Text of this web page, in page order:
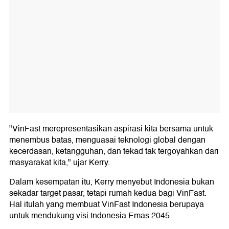
"VinFast merepresentasikan aspirasi kita bersama untuk
menembus batas, menguasai teknologi global dengan
kecerdasan, ketangguhan, dan tekad tak tergoyahkan dari
masyarakat kita," ujar Kerry.
Dalam kesempatan itu, Kerry menyebut Indonesia bukan
sekadar target pasar, tetapi rumah kedua bagi VinFast.
Hal itulah yang membuat VinFast Indonesia berupaya
untuk mendukung visi Indonesia Emas 2045.